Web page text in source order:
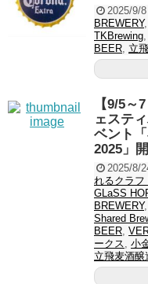
2025/9/8
BREWERY,
TKBrewing,
BEER, 立
【9/5
ェステ
ベント
2025」
2025/8/
れるクラフ
GLaSS
BREWERY,
Shared
BEER,
ークス, 小
立飛麦酒醸